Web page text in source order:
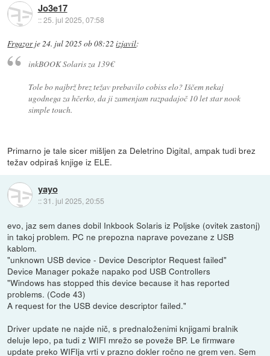
Jo3e17
::25. jul 2025, 07:58
Frgazorje24. jul 2025 ob 08:22 izjavil:
inkBOOK Solaris za 139€
Tole bo najbrž brez težav prebavilo cobiss elo? Iščem nekaj
ugodnega za hčerko, da ji zamenjam razpadajoč 10 let star nook
simple touch.
Primarno je tale sicer mišljen za Deletrino Digital, ampak tudi brez
težav odpiraš knjige iz ELE.
yayo
::31. jul 2025, 20:55
evo, jaz sem danes dobil Inkbook Solaris iz Poljske (ovitek zastonj)
in takoj problem. PC ne prepozna naprave povezane z USB
kablom.
"unknown USB device - Device Descriptor Request failed"
Device Manager pokaže napako pod USB Controllers
"Windows has stopped this device because it has reported
problems. (Code 43)
A request for the USB device descriptor failed."
Driver update ne najde nič, s prednaloženimi knjigami bralnik
deluje lepo, pa tudi z WIFI mrežo se poveže BP. Le firmware
update preko WIFIja vrti v prazno dokler ročno ne grem ven. Sem